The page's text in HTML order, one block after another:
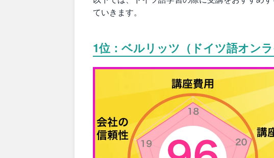
ていきます。
1位：ベルリッツ（ドイツ語オンラ